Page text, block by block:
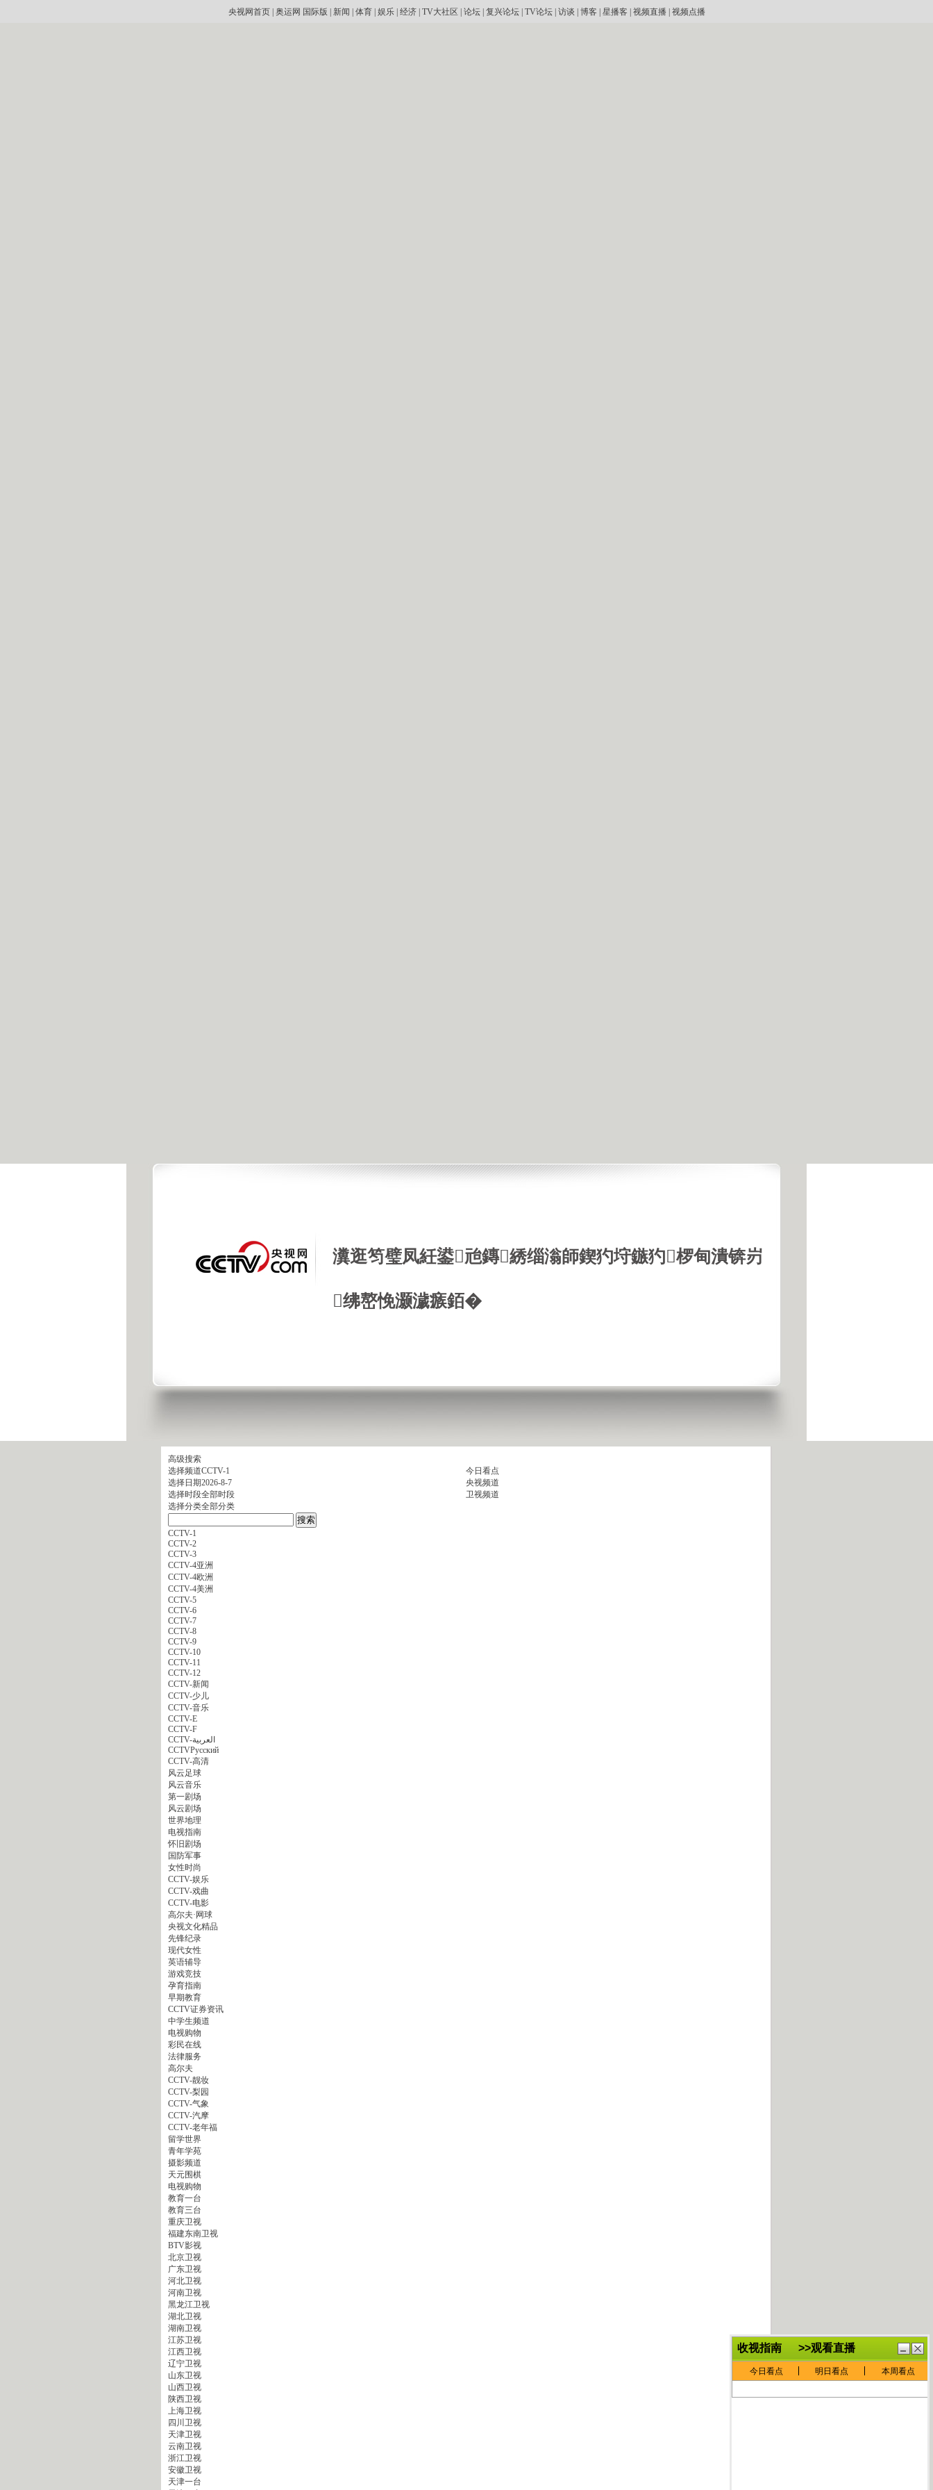
央视网首页| 奥运网 国际版 新闻 体育| 娱乐| 经济| TV大社区 论坛| 复兴论坛| TV论坛| 访谈 博客 星播客 视频直播| 视频点播
瀵逛笉璧凤紝鍙兘鏄綉缁滃師鍥犳垨鏃犳椤甸潰锛岃
绋嶅悗灏濊瘯銆�
高级搜索
选择频道CCTV-1
选择日期2026-8-7
选择时段全部时段
选择分类全部分类
CCTV-1
CCTV-2
CCTV-3
CCTV-4亚洲
CCTV-4欧洲
CCTV-4美洲
CCTV-5
CCTV-6
CCTV-7
CCTV-8
CCTV-9
CCTV-10
CCTV-11
CCTV-12
CCTV-新闻
CCTV-少儿
CCTV-音乐
CCTV-E
CCTV-F
CCTV-العربية
CCTVPусский
CCTV-高清
风云足球
风云音乐
第一剧场
风云剧场
世界地理
电视指南
怀旧剧场
国防军事
女性时尚
CCTV-娱乐
CCTV-戏曲
CCTV-电影
高尔夫·网球
央视文化精品
先锋纪录
现代女性
英语辅导
游戏竞技
孕育指南
早期教育
CCTV证券资讯
中学生频道
电视购物
彩民在线
法律服务
高尔夫
CCTV-靓妆
CCTV-梨园
CCTV-气象
CCTV-汽摩
CCTV-老年福
留学世界
青年学苑
摄影频道
天元围棋
电视购物
教育一台
教育三台
重庆卫视
福建东南卫视
BTV影视
北京卫视
广东卫视
河北卫视
河南卫视
黑龙江卫视
湖北卫视
湖南卫视
江苏卫视
江西卫视
辽宁卫视
山东卫视
山西卫视
陕西卫视
上海卫视
四川卫视
天津卫视
云南卫视
浙江卫视
安徽卫视
天津一台
今日看点
央视频道
卫视频道
抽
鏈
€灏
忓
寲